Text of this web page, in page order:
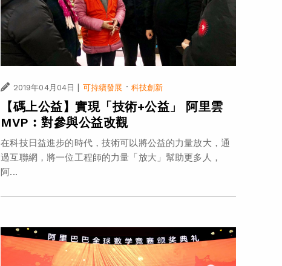
2019年04月04日 | 可持續發展 · 科技創新
【碼上公益】實現「技術+公益」 阿里雲
MVP︰對參與公益改觀
在科技日益進步的時代，技術可以將公益的力量放大，通
過互聯網，將一位工程師的力量「放大」幫助更多人，
阿...